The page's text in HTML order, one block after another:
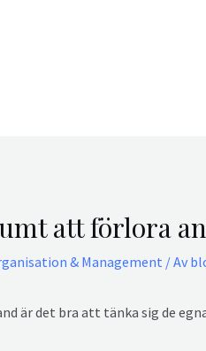
att förlora
& Management / Av
är det bra att tänka sig de